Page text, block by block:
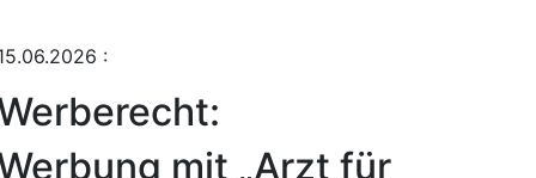
:
mit „Arzt für